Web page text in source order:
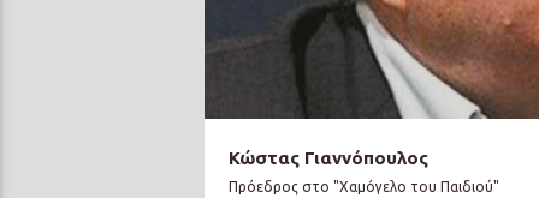
Κώστας Γιαννόπουλος
Πρόεδρος στο "Χαμόγελο του Παιδιού"